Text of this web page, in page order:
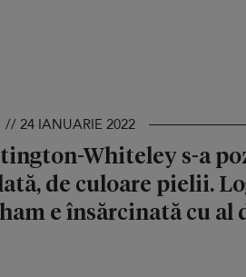
// 24 IANUARIE 2022
Whiteley s-a
de culoare pielii.
e însărcinată cu al